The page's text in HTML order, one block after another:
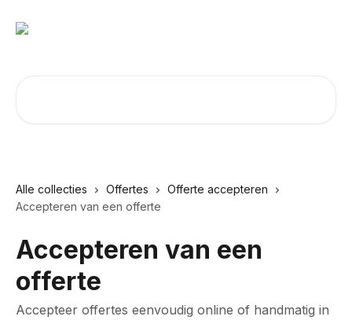
Alle collecties Offertes
Offerte accepteren
Accepteren van een offerte
Accepteren van een
offerte
Accepteer offertes eenvoudig online of handmatig in